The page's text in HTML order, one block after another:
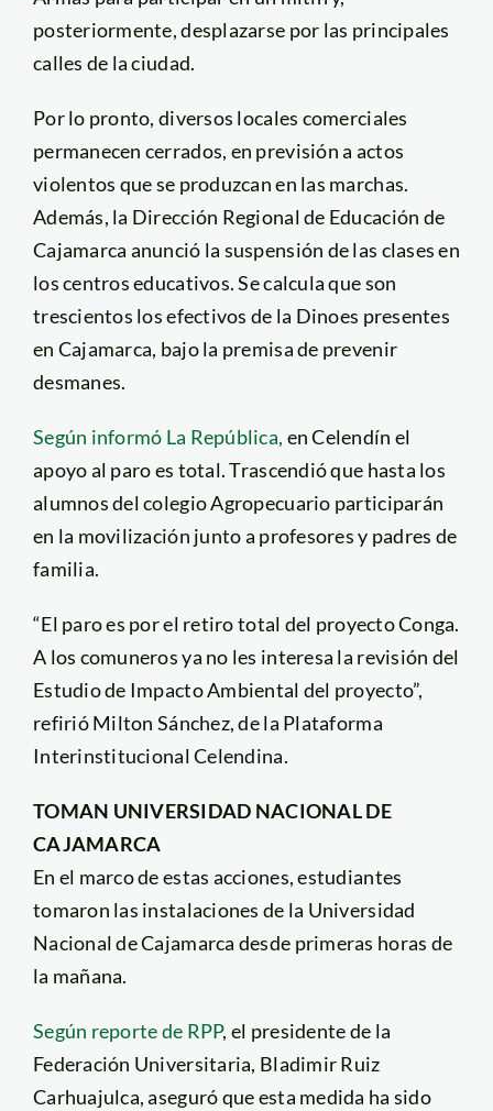
posteriormente, desplazarse por las principales
calles de la ciudad.
Por lo pronto, diversos locales comerciales
permanecen cerrados, en previsión a actos
violentos que se produzcan en las marchas.
Además, la Dirección Regional de Educación de
Cajamarca anunció la suspensión de las clases en
los centros educativos. Se calcula que son
trescientos los efectivos de la Dinoes presentes
en Cajamarca, bajo la premisa de prevenir
desmanes.
Según informó La República, en Celendín el
apoyo al paro es total. Trascendió que hasta los
alumnos del colegio Agropecuario participarán
en la movilización junto a profesores y padres de
familia.
“El paro es por el retiro total del proyecto Conga.
A los comuneros ya no les interesa la revisión del
Estudio de Impacto Ambiental del proyecto”,
refirió Milton Sánchez, de la Plataforma
Interinstitucional Celendina.
TOMAN UNIVERSIDAD NACIONAL DE
CAJAMARCA
En el marco de estas acciones, estudiantes
tomaron las instalaciones de la Universidad
Nacional de Cajamarca desde primeras horas de
la mañana.
Según reporte de RPP, el presidente de la
Federación Universitaria, Bladimir Ruiz
Carhuajulca, aseguró que esta medida ha sido